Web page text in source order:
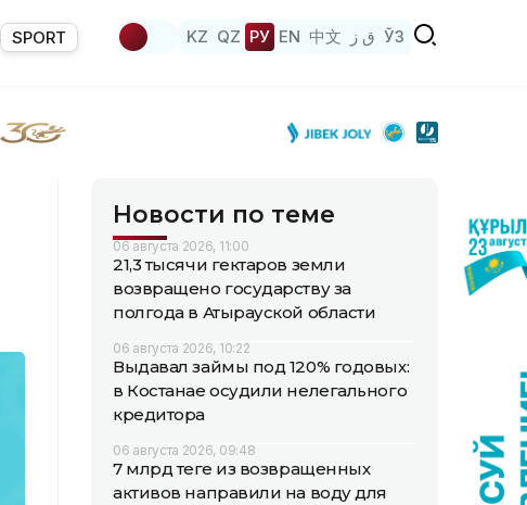
SPORT KZ QZ РУ EN 中文 ق ز ЎЗ
Новости по теме
06 августа 2026, 11:00
21,3 тысячи гектаров земли
возвращено государству за
полгода в Атырауской области
06 августа 2026, 10:22
Выдавал займы под 120% годовых:
в Костанае осудили нелегального
кредитора
06 августа 2026, 09:48
7 млрд теңге из возвращенных
активов направили на воду для